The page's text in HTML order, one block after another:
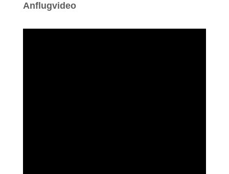
Anflugvideo